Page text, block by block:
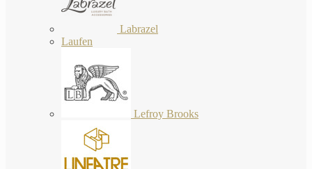
Labrazel
Laufen
Lefroy Brooks